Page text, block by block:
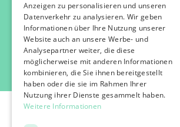
Anzeigen zu personalisieren und unseren
Datenverkehr zu analysieren. Wir geben
Informationen über Ihre Nutzung unserer
Website auch an unsere Werbe- und
Analysepartner weiter, die diese
möglicherweise mit anderen Informationen
kombinieren, die Sie ihnen bereitgestellt
haben oder die sie im Rahmen Ihrer
Nutzung ihrer Dienste gesammelt haben.
Weitere Informationen